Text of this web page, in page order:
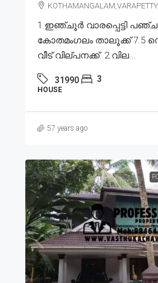
1.ഇഞ്ചൂർ വാരപ്പെട്ടി
കോതമംഗലം താലൂക്ക് 7.5
വീട് വില്പനക്ക്. 2.വില...
31990 3
HOUSE
57 years ago